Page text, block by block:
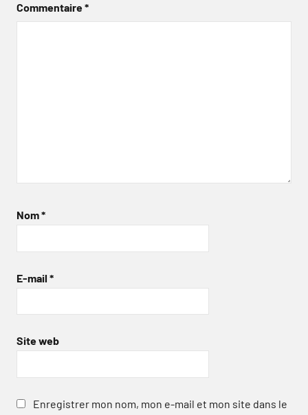
Commentaire*
Nom*
E-mail *
Site web
Enregistrer mon nom, mon e-mail et mon site dans le